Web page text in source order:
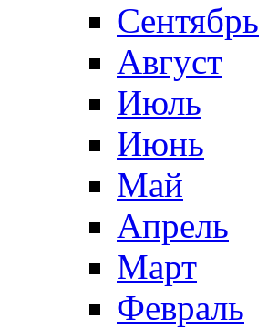
Сентябрь
Август
Июль
Июнь
Май
Апрель
Март
Февраль